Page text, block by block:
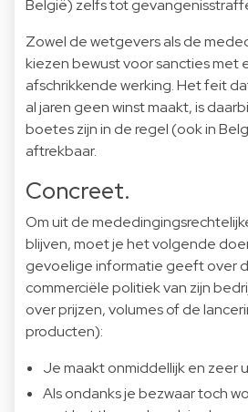
België) zelfs tot
Zowel de wetgevers als de
kiezen bewust voor sancties met
afschrikkende werking. Het feit
al jaren geen winst maakt, is
boetes zijn in de regel (ook in
aftrekbaar.
Concreet.
Om uit de
blijven, moet je het volgende
gevoelige informatie geeft over
commerciële politiek van zijn
over prijzen, volumes of de
producten):
Je maakt onmiddellijk en zeer
Als ondanks je bezwaar toch